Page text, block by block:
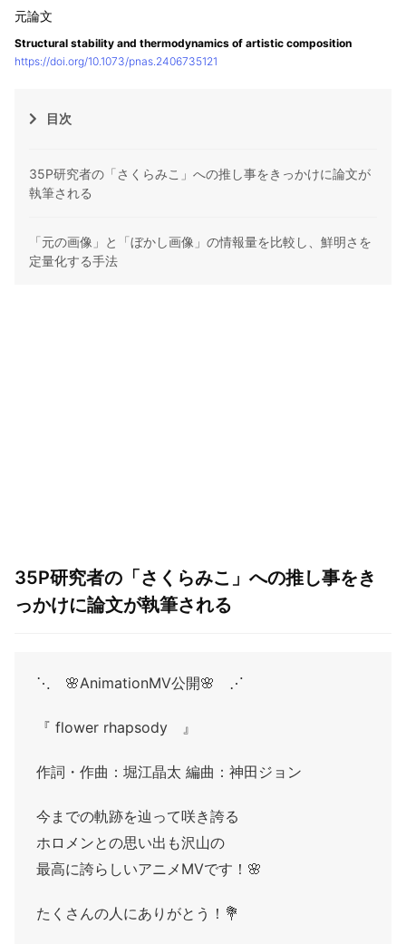
Structural stability and thermodynamics of artistic composition
https://doi.org/10.1073/pnas.2406735121
目次
35P研究者の「さくらみこ」への推し事をきっかけに論文が
執筆される
「元の画像」と「ぼかし画像」の情報量を比較し、鮮明さを
定量化する手法
35P研究者の「さくらみこ」への推し事をき
っかけに論文が執筆される
⋱ 🌸AnimationMV公開🌸 ⋰
『 flower rhapsody 』
作詞・作曲：堀江晶太 編曲：神田ジョン
今までの軌跡を辿って咲き誇る
ホロメンとの思い出も沢山の
最高に誇らしいアニメMVです！🌸
たくさんの人にありがとう！💐